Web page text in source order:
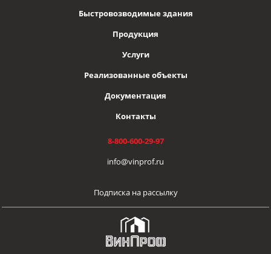
Быстровозводимые здания
Продукция
Услуги
Реализованные объекты
Документация
Контакты
8-800-600-29-97
info@vinprof.ru
Подписка на рассылку